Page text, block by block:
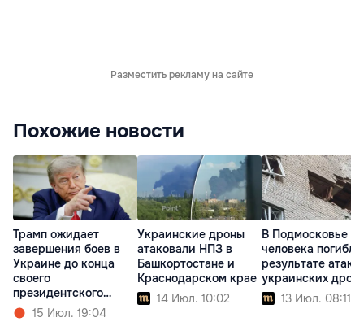
Разместить рекламу на сайте
Похожие новости
Трамп ожидает
завершения боев в
Украине до конца
своего
президентского
срока15 Июл. 19:04
Украинские дроны
атаковали НПЗ в
Башкортостане и
Краснодарском крае
14 Июл. 10:02
В Подмосковье
человека
результате атаки
украинских
13 Июл. 08:11